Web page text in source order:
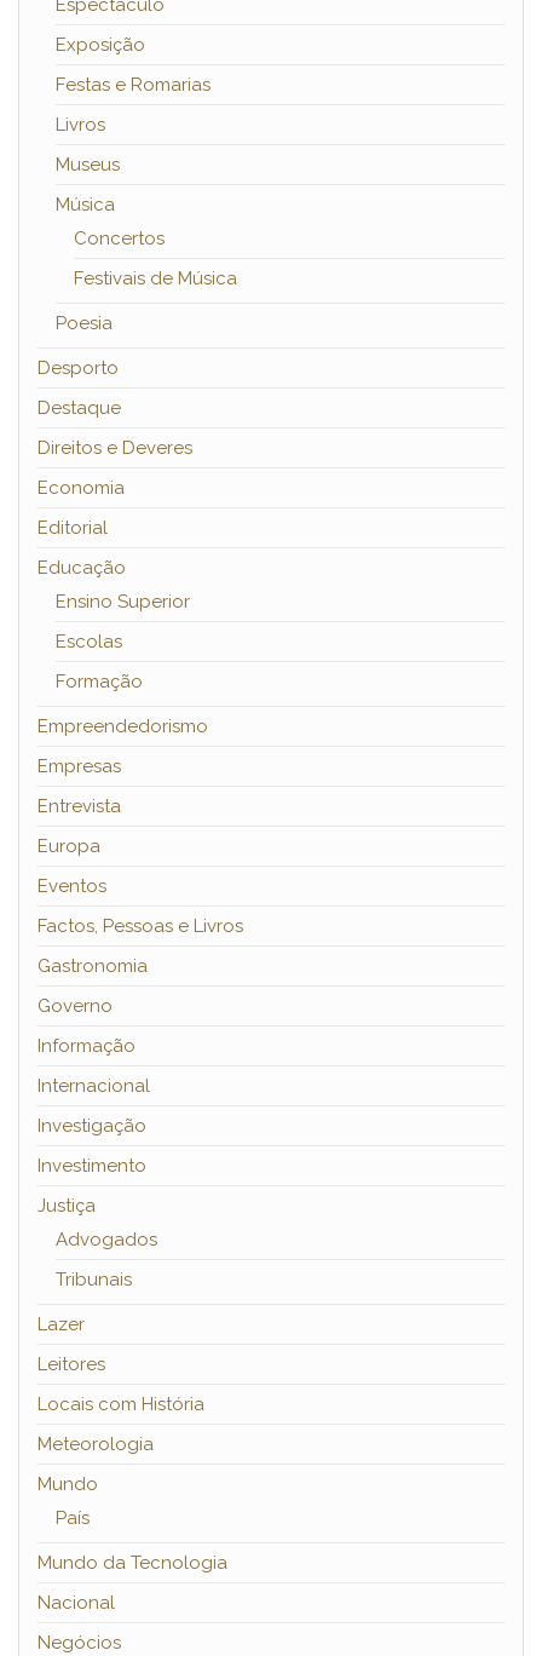
Espectáculo
Exposição
Festas e Romarias
Livros
Museus
Música
Concertos
Festivais de Música
Poesia
Desporto
Destaque
Direitos e Deveres
Economia
Editorial
Educação
Ensino Superior
Escolas
Formação
Empreendedorismo
Empresas
Entrevista
Europa
Eventos
Factos, Pessoas e Livros
Gastronomia
Governo
Informação
Internacional
Investigação
Investimento
Justiça
Advogados
Tribunais
Lazer
Leitores
Locais com História
Meteorologia
Mundo
País
Mundo da Tecnologia
Nacional
Negócios